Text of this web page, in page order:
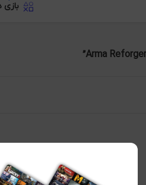
بازی